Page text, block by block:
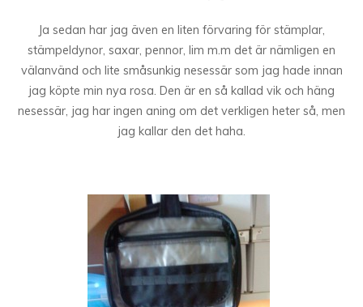
Ja sedan har jag även en liten förvaring för stämplar,
stämpeldynor, saxar, pennor, lim m.m det är nämligen en
välanvänd och lite småsunkig nesessär som jag hade innan
jag köpte min nya rosa. Den är en så kallad vik och häng
nesessär, jag har ingen aning om det verkligen heter så, men
jag kallar den det haha.